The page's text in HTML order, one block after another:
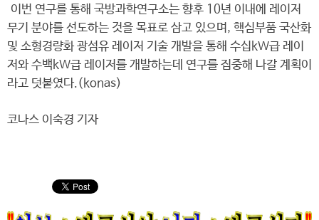
이번 연구를 통해 국방과학연구소는 향후 10년 이내에 레이저
무기 분야를 선도하는 것을 목표로 삼고 있으며, 핵심부품 국산화
및 소형경량화 광섬유 레이저 기술 개발을 통해 수십kW급 레이
저와 수백kW급 레이저를 개발하는데 연구를 집중해 나갈 계획이
라고 덧붙였다.(konas)
코나스 이숙경 기자